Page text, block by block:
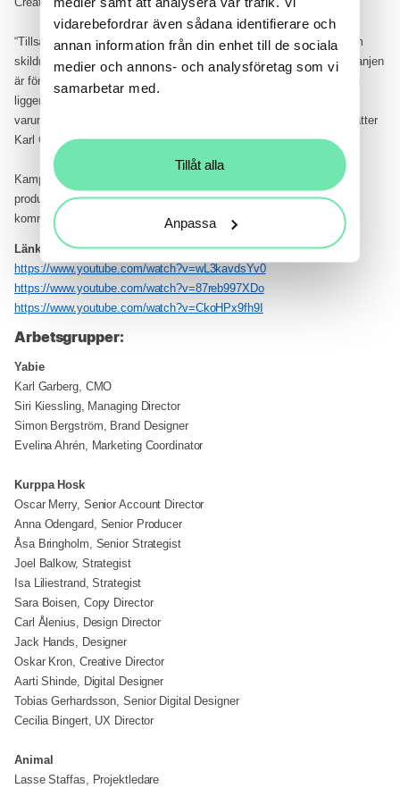
vidarebefordrar även sådana identifierare och
annan information från din enhet till de sociala
medier och annons- och analysföretag som vi
samarbetar med.
Tillåt alla
Anpassa
“Tillsammans med Animal har vi hittat ett varmt och äkta manér som
skildrar våra kunders vardag och hantverk på ett lekfullt sätt. Kampanjen
är första steget i den varumärkesresa som Yabie står inför där fokus
ligger på att bygga upp vår varumärkeskännedom, skapa tydliga
varumärkesassociationer samt bygga upp nya tillväxtkanaler,” fortsätter
Karl Garberg.
Kampanjen som tagits fram av Animal tillsammans med
produktionsbolaget Slutet Är Nära går live första veckan i maj och
kommer gå i sociala och digitala kanaler.
Länkar till kampanjfilmerna:
https://www.youtube.com/watch?v=wL3kavdsYv0
https://www.youtube.com/watch?v=87reb997XDo
https://www.youtube.com/watch?v=CkoHPx9fh9I
Arbetsgrupper:
Yabie
Karl Garberg, CMO
Siri Kiessling, Managing Director
Simon Bergström, Brand Designer
Evelina Ahrén, Marketing Coordinator
Kurppa Hosk
Oscar Merry, Senior Account Director
Anna Odengard, Senior Producer
Åsa Bringholm, Senior Strategist
Joel Balkow, Strategist
Isa Liliestrand, Strategist
Sara Boisen, Copy Director
Carl Ålenius, Design Director
Jack Hands, Designer
Oskar Kron, Creative Director
Aarti Shinde, Digital Designer
Tobias Gerhardsson, Senior Digital Designer
Cecilia Bingert, UX Director
Animal
Lasse Staffas, Projektledare